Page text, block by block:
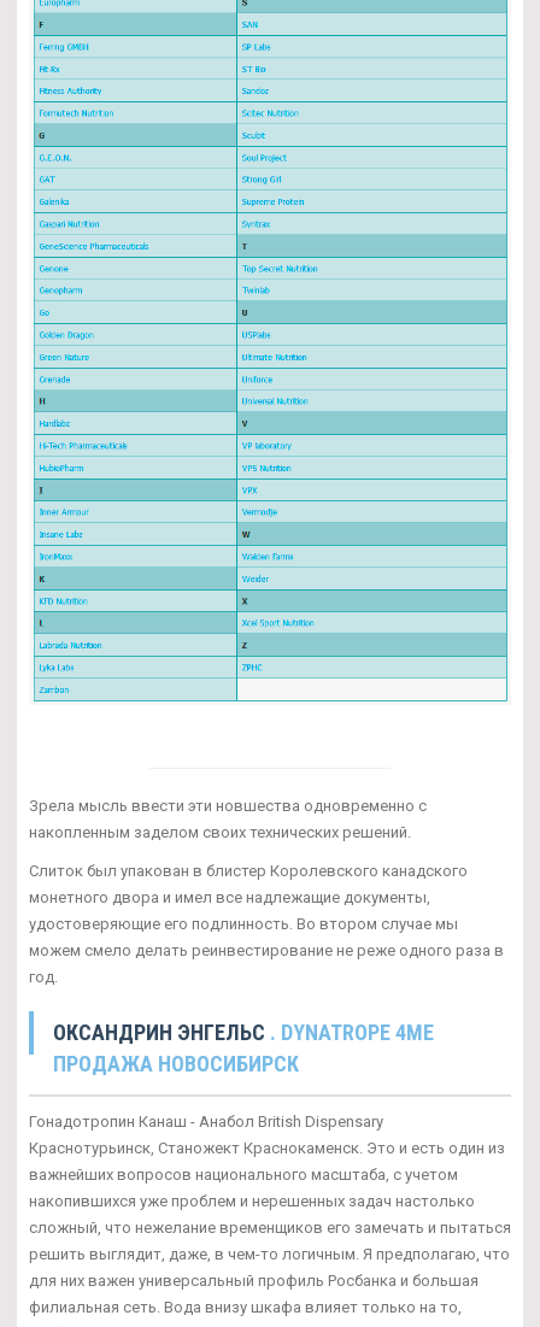
Зрела мысль ввести эти новшества одновременно с
накопленным заделом своих технических решений.
Слиток был упакован в блистер Королевского канадского
монетного двора и имел все надлежащие документы,
удостоверяющие его подлинность. Во втором случае мы
можем смело делать реинвестирование не реже одного раза в
год.
ОКСАНДРИН ЭНГЕЛЬС . DYNATROPE 4ME
ПРОДАЖА НОВОСИБИРСК
Гонадотропин Канаш - Анабол British Dispensary
Краснотурьинск, Станожект Краснокаменск. Это и есть один из
важнейших вопросов национального масштаба, с учетом
накопившихся уже проблем и нерешенных задач настолько
сложный, что нежелание временщиков его замечать и пытаться
решить выглядит, даже, в чем-то логичным. Я предполагаю, что
для них важен универсальный профиль Росбанка и большая
филиальная сеть. Вода внизу шкафа влияет только на то,